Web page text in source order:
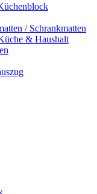
/ Schrankmatten
& Haushalt